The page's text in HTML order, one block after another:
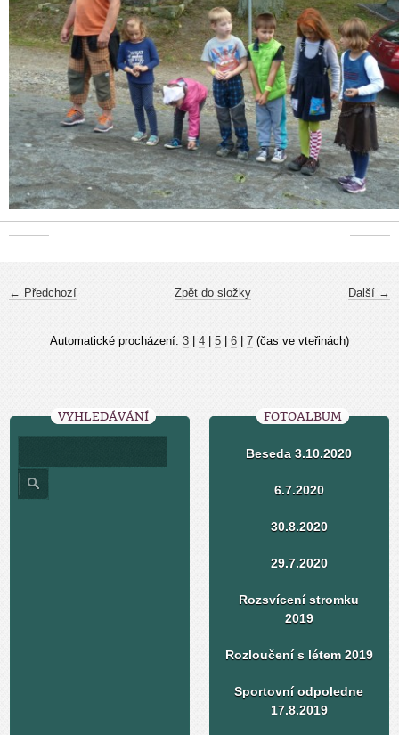
← Předchozí Další →
Zpět do složky
Automatické procházení: 3 4 5 6 7 (čas ve vteřinách)
VYHLEDÁVÁNÍ FOTOALBUM
Beseda 3.10.2020
6.7.2020
30.8.2020
29.7.2020
Rozsvícení stromku
2019
Rozloučení s létem 2019
Sportovní odpoledne
17.8.2019